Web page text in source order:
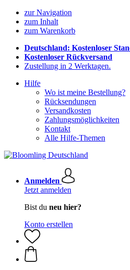
zur Navigation
zum Inhalt
zum Warenkorb
Deutschland: Kostenloser
Kostenloser Rückversand
Zustellung in 2 Werktagen.
Hilfe
Wo ist meine Bestellung?
Rücksendungen
Versandkosten
Zahlungsmöglichkeiten
Kontakt
Alle Hilfe-Themen
Anmelden
Jetzt anmelden
Bist du neu hier?
Konto erstellen